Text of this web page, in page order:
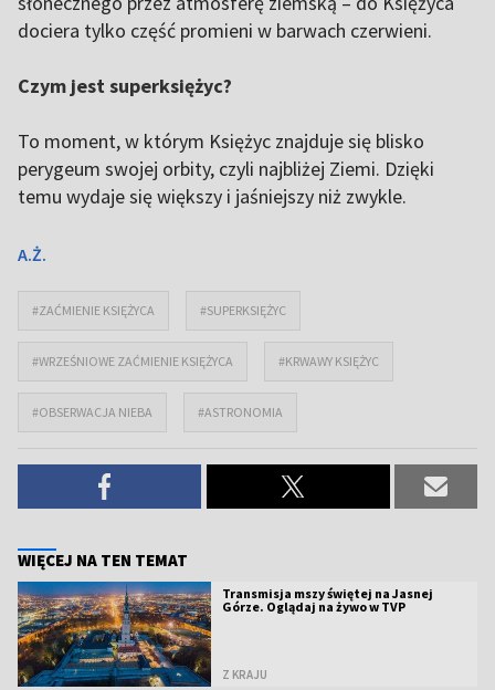
dociera tylko część promieni w barwach czerwieni.
Czym jest superksiężyc?
To moment, w którym Księżyc znajduje się blisko
perygeum swojej orbity, czyli najbliżej Ziemi. Dzięki
temu wydaje się większy i jaśniejszy niż zwykle.
A.Ż.
#ZAĆMIENIE KSIĘŻYCA #SUPERKSIĘŻYC
#WRZEŚNIOWE ZAĆMIENIE KSIĘŻYCA #KRWAWY KSIĘŻYC
#OBSERWACJA NIEBA #ASTRONOMIA
WIĘCEJ NA TEN TEMAT
Transmisja mszy świętej na Jasnej
Górze. Oglądaj na żywo w TVP
Z KRAJU